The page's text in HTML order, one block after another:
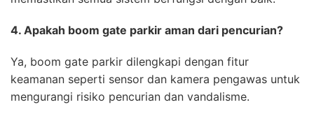
4. Apakah boom gate parkir aman dari pencurian?
Ya, boom gate parkir dilengkapi dengan fitur
keamanan seperti sensor dan kamera pengawas untuk
mengurangi risiko pencurian dan vandalisme.